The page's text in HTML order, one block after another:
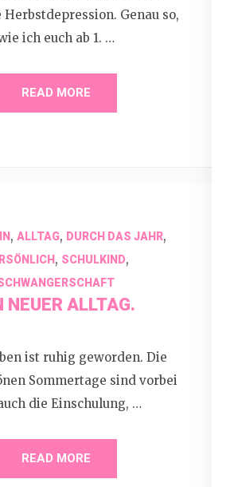
Genau so,
ich euch ab 1. …
READ MORE
, ALLTAG, DURCH DAS JAHR,
, SCHULKIND,
NEUER ALLTAG.
ist ruhig geworden. Die
Sommertage sind vorbei
die Einschulung, …
READ MORE